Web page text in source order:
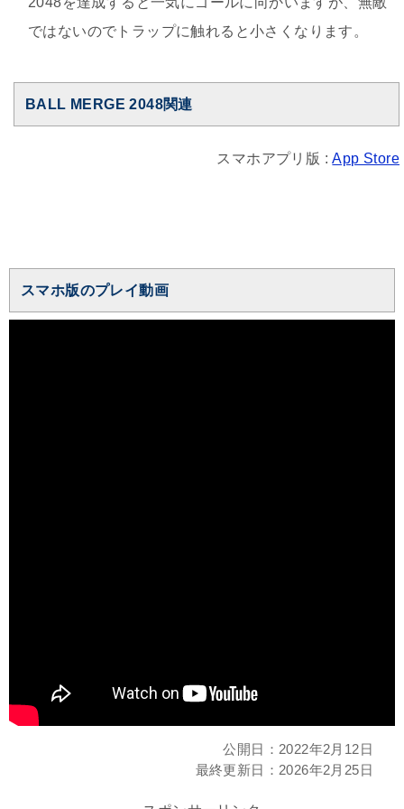
ではないのでトラップに触れると小さくなります。
BALL MERGE 2048関連
スマホアプリ版 :App Store
スマホ版のプレイ動画
公開日： 2022年2月12日
最終更新日： 2026年2月25日